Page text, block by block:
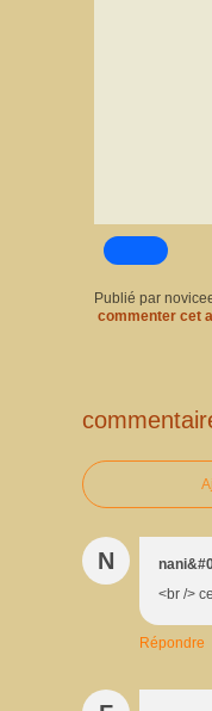
Publié par
commenter cet
N
<br />
Répondre